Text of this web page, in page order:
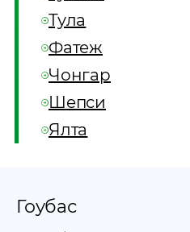
Тула
Фатеж
Чонгар
Шепси
Ялта
Гоубас